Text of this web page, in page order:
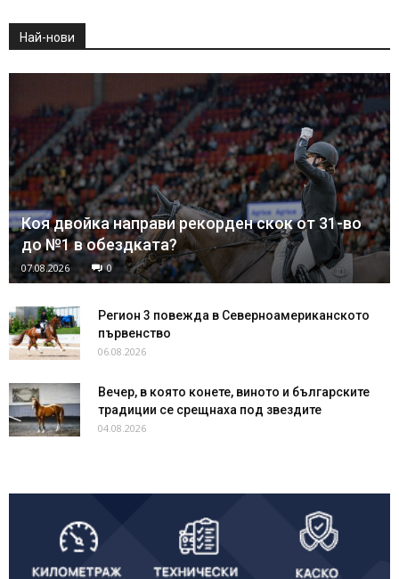
Най-нови
Коя двойка направи рекорден скок от 31-во
до №1 в обездката?
07.08.2026 0
Регион 3 повежда в Северноамериканското
първенство
06.08.2026
Вечер, в която конете, виното и българските
традиции се срещнаха под звездите
04.08.2026